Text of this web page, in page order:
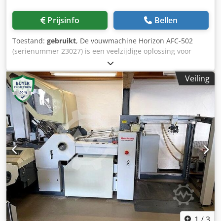
x 310 mm Apparatuur: Voeding Feeder-modus: Flat stack
feeder Maximaal. stapelhoogte: 740 mm Vouweenheden 1e
vouwplaten Tasconfiguratie: handmatig Rolconfiguratie:
handmatig Conditie van de rol: gebruikte staat
Werkbreedte max: 558 mm Vouwlengte max: 850 mm
Kruisvouweenheid met 1x mes Geluidsbeschermende kap
Touchscreenbediening Weergave Weergavemodus: PST-40
Type: Persbezorging Jaar: 2010 Serienummer: 360003
Werkbreedte max: 440 mm Technische details Maximale
velgrootte: 440 x 310 mm Minimale velgrootte: 60 x 64 mm
Inlaathoogte min: 280 mm Mechanische snelheid max.:
240 m/min Perskracht: 20.000 N Ingebouwde controller
Technische details: Csdpfswcqw Sjx Afiorf Maximale
plaatgrootte: 558 x 850 mm Minimale velgrootte: 128 x 148
mm Maximaal. mechanische snelheid: 240 m/min
Maximaal. mechanische snelheid (cycli): 30.000 cycli/u
Prijsinfo Bellen
Toestand: gebruikt, De vouwmachine Horizon AFC-502
(serienummer 23027) is een veelzijdige oplossing voor
professionele vouwtoepassingen. De machine is
momenteel gedemonteerd en bevindt zich in Duitsland. Zij
is ontworpen voor nauwkeurige en efficiënte verwerking
van een breed scala aan formaten. Dit model biedt twee
parallelvouwen en één kruisslag, ondersteund door een
zuigkop met rotatieaanvoer voor een soepele en
betrouwbare papierverwerking. De verwerkbare
papierbreedte bedraagt maximaal 500 mm (minimaal 105
mm) en de papierlengte maximaal 648 mm (minimaal 174
mm). Kruisvouw is mogelijk bij lengtes van 182 mm tot 500
mm, terwijl perforeren mogelijk is bij papierbreedtes van
105 mm tot 500 mm. Hoogtepunten van de prestaties: -
Vouwcapaciteit: 2 parallelvouwen + 1 kruisslag -
Papierbreedte: 105 – 500 mm - Papierlengte: 174 – 648 mm
- Kruisvouw: 182 – 500 mm - Perforatiebreedte: 105 – 500
mm - Snelheid: tot 180 m/min Cjdpjw U Dtvofx Afisrf De
Veiling